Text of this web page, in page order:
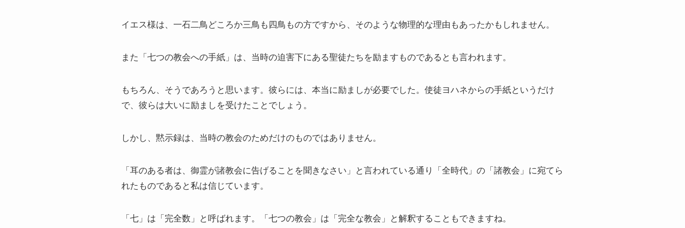
イエス様は、一石二鳥どころか三鳥も四鳥もの方ですから、そのような物理的な理由もあったかもしれません。
また「七つの教会への手紙」は、当時の迫害下にある聖徒たちを励ますものであるとも言われます。
もちろん、そうであろうと思います。彼らには、本当に励ましが必要でした。使徒ヨハネからの手紙というだけ
で、彼らは大いに励ましを受けたことでしょう。
しかし、黙示録は、当時の教会のためだけのものではありません。
「耳のある者は、御霊が諸教会に告げることを聞きなさい」と言われている通り「全時代」の「諸教会」に宛てら
れたものであると私は信じています。
「七」は「完全数」と呼ばれます。「七つの教会」は「完全な教会」と解釈することもできますね。